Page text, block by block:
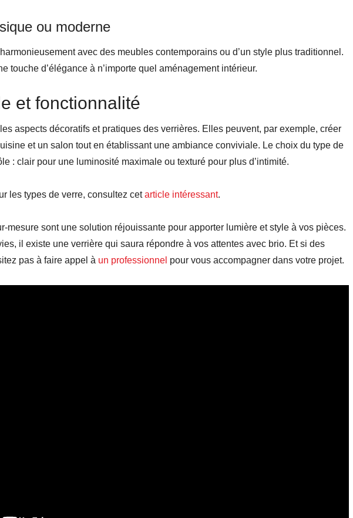
ou moderne
avec des meubles contemporains ou d’un style plus traditionnel.
touche d’élégance à n’importe quel aménagement intérieur.
et fonctionnalité
aspects décoratifs et pratiques des verrières. Elles peuvent, par exemple, créer
et un salon tout en établissant une ambiance conviviale. Le choix du type de
: clair pour une luminosité maximale ou texturé pour plus d’intimité.
les types de verre, consultez cetarticle intéressant.
mesure sont une solution réjouissante pour apporter lumière et style à vos pièces.
il existe une verrière qui saura répondre à vos attentes avec brio. Et si des
pas à faire appel à un professionnel pour vous accompagner dans votre projet.